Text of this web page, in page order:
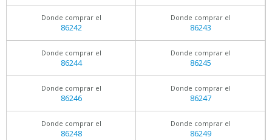
Donde comprar el
86242
Donde comprar el
86243
Donde comprar el
86244
Donde comprar el
86245
Donde comprar el
86246
Donde comprar el
86247
Donde comprar el
86248
Donde comprar el
86249